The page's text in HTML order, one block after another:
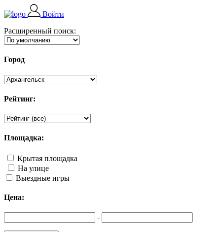
Войти
Расширенный поиск:
Город
Рейтинг:
Площадка:
Крытая площадка
На улице
Выездные игры
Цена:
-